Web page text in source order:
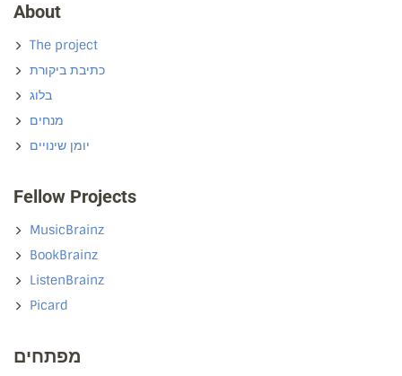
About
The project
כתיבת ביקורת
בלוג
מנחים
יומן שינויים
Fellow Projects
MusicBrainz
BookBrainz
ListenBrainz
Picard
מפתחים